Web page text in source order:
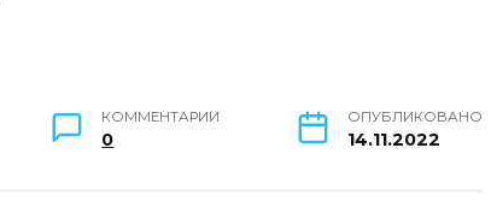
КОММЕНТАРИИ
0
ОПУБЛИКОВАНО
14.11.2022